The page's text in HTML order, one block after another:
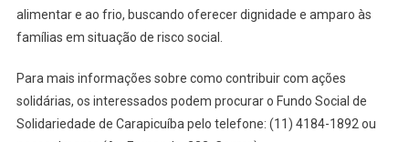
alimentar e ao frio, buscando oferecer dignidade e amparo às
famílias em situação de risco social.
Para mais informações sobre como contribuir com ações
solidárias, os interessados podem procurar o Fundo Social de
Solidariedade de Carapicuíba pelo telefone: (11) 4184-1892 ou